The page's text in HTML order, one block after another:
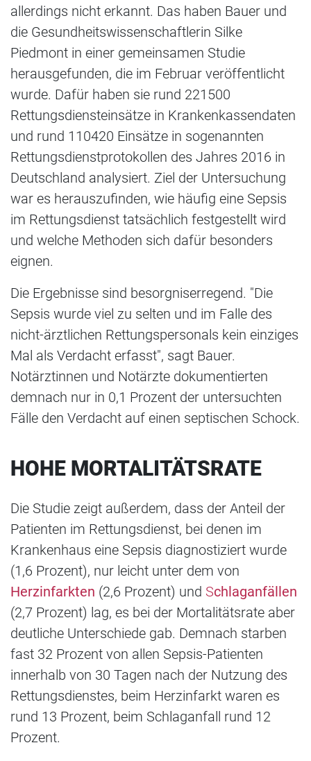
allerdings nicht erkannt. Das haben Bauer und
die Gesundheitswissenschaftlerin Silke
Piedmont in einer gemeinsamen Studie
herausgefunden, die im Februar veröffentlicht
wurde. Dafür haben sie rund 221500
Rettungsdiensteinsätze in Krankenkassendaten
und rund 110420 Einsätze in sogenannten
Rettungsdienstprotokollen des Jahres 2016 in
Deutschland analysiert. Ziel der Untersuchung
war es herauszufinden, wie häufig eine Sepsis
im Rettungsdienst tatsächlich festgestellt wird
und welche Methoden sich dafür besonders
eignen.
Die Ergebnisse sind besorgniserregend. "Die
Sepsis wurde viel zu selten und im Falle des
nicht-ärztlichen Rettungspersonals kein einziges
Mal als Verdacht erfasst", sagt Bauer.
Notärztinnen und Notärzte dokumentierten
demnach nur in 0,1 Prozent der untersuchten
Fälle den Verdacht auf einen septischen Schock.
HOHE MORTALITÄTSRATE
Die Studie zeigt außerdem, dass der Anteil der
Patienten im Rettungsdienst, bei denen im
Krankenhaus eine Sepsis diagnostiziert wurde
(1,6 Prozent), nur leicht unter dem von
Herzinfarkten (2,6 Prozent) und Schlaganfällen
(2,7 Prozent) lag, es bei der Mortalitätsrate aber
deutliche Unterschiede gab. Demnach starben
fast 32 Prozent von allen Sepsis-Patienten
innerhalb von 30 Tagen nach der Nutzung des
Rettungsdienstes, beim Herzinfarkt waren es
rund 13 Prozent, beim Schlaganfall rund 12
Prozent.